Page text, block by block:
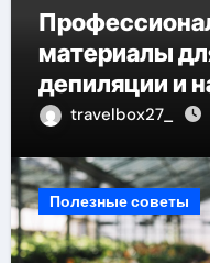
материалы
депиляции и
travelbox27_
Полезные советы